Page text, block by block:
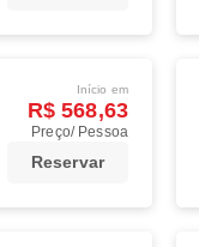
Início em
R$ 568,63
Preço/ Pessoa
Reservar